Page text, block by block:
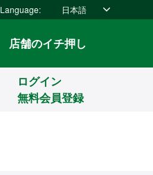
Language: 日本語
店舗のイチ押し
ログイン
無料会員登録